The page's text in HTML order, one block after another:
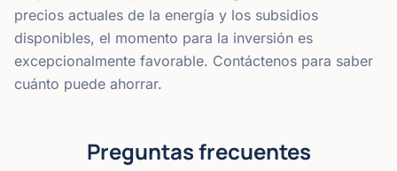
precios actuales de la energía y los subsidios
disponibles, el momento para la inversión es
excepcionalmente favorable. Contáctenos para saber
cuánto puede ahorrar.
Preguntas frecuentes